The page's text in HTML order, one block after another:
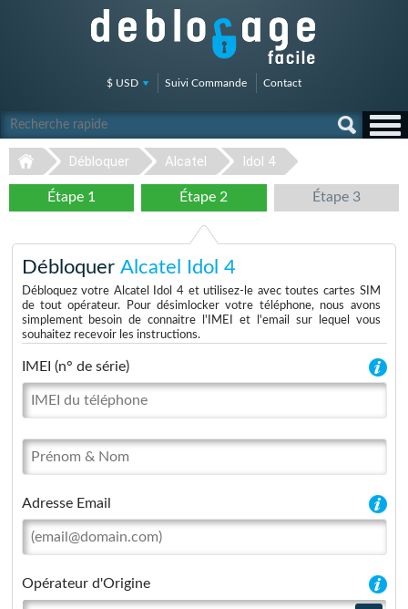
$ USD Suivi Commande Contact
Débloquer Alcatel Idol 4
Étape 1 Étape 2 Étape 3
Débloquer Alcatel Idol 4
Débloquez votre Alcatel Idol 4 et utilisez-le avec toutes cartes SIM
de tout opérateur. Pour désimlocker votre téléphone, nous avons
simplement besoin de connaitre l'IMEI et l'email sur lequel vous
souhaitez recevoir les instructions.
IMEI (n° de série)
Adresse Email
Opérateur d'Origine